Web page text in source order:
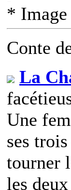
*
Conte
La
Une
ses
tourner
les